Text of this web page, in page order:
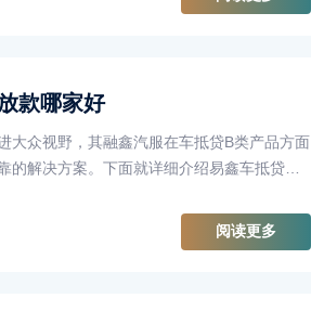
款哪家好
大众视野，其融鑫汽服在车抵贷B类产品方面
解决方案。下面就详细介绍易鑫车抵贷的
阅读更多